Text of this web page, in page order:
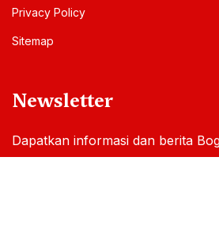
Privacy Policy
Sitemap
Newsletter
Dapatkan informasi dan berita
hari melalui email Anda